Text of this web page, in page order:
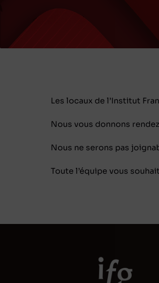
Les locaux de l’Institut
Nous vous donnons
Nous ne serons pas
Toute l’équipe vous